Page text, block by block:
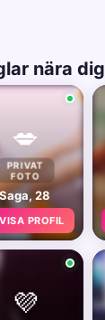
nära dig
💋
PRIVAT
FOTO
Saga, 28
PROFIL
💜